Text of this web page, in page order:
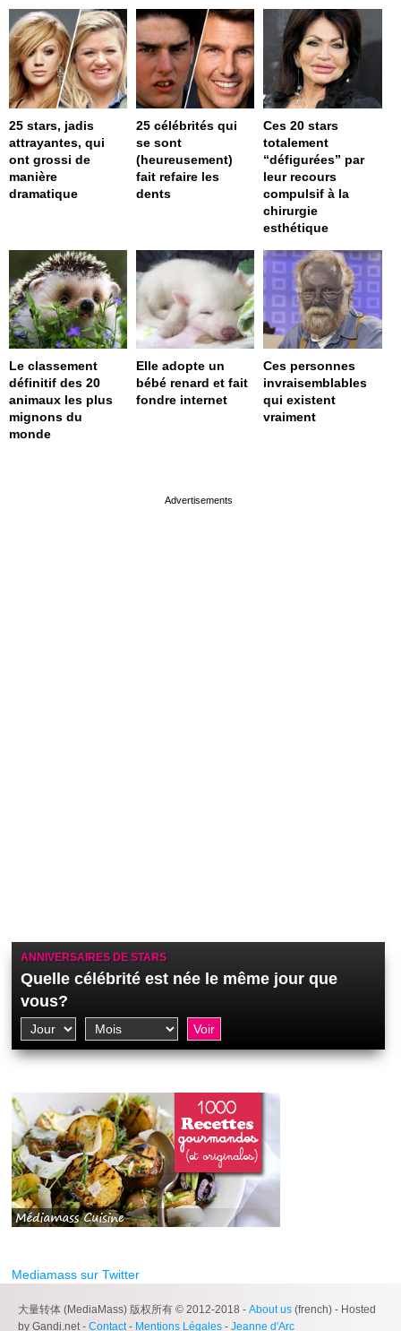
25 stars, jadis
attrayantes, qui
ont grossi de
manière
dramatique
25 célébrités qui
se sont
(heureusement)
fait refaire les
dents
Ces 20 stars
totalement
“défigurées” par
leur recours
compulsif à la
chirurgie
esthétique
Le classement
définitif des 20
animaux les plus
mignons du
monde
Elle adopte un
bébé renard et fait
fondre internet
Ces personnes
invraisemblables
qui existent
vraiment
ANNIVERSAIRES DE STARS
Quelle célébrité est née le même jour que
vous?
Mediamass sur Twitter
大量转体 (MediaMass) 版权所有 © 2012-2018 - About us (french) - Hosted
by Gandi.net - Contact- Mentions Légales - Jeanne d'Arc